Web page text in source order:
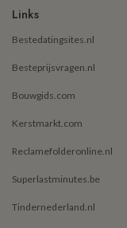
Links
Bestedatingsites.nl
Besteprijsvragen.nl
Bouwgids.com
Kerstmarkt.com
Reclamefolderonline.nl
Superlastminutes.be
Tindernederland.nl